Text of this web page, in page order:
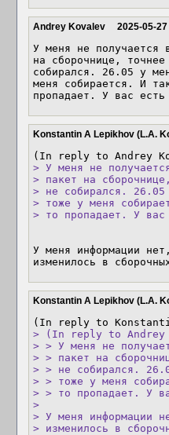
Andrey Kovalev 2025-05-
У меня не получается
на сборочнице,
собирался. 26.05 у
меня собирается. И
пропадает. У вас есть
Konstantin A Lepikhov (L.A.
(In reply to Andrey
> У меня не
> пакет на
> не собирался. 26.05
> тоже у меня
> то пропадает. У вас
У меня информации
изменилось в
Konstantin A Lepikhov (L.A.
(In reply to
> (In reply to Andrey
> > У меня не
> > пакет на
> > не собирался.
> > тоже у меня
> > то пропадает. У
>
> У меня информации
> изменилось в